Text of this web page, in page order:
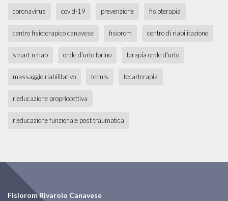
coronavirus covid-19 prevenzione fisioterapia
centro fisioterapico canavese fisiorom centro di riabilitazione
smart rehab onde d'urto torino terapia onde d'urto
massaggio riabilitativo tennis tecarterapia
rieducazione propriocettiva
rieducazione funzionale post traumatica
Fisiorom Rivarolo Canavese